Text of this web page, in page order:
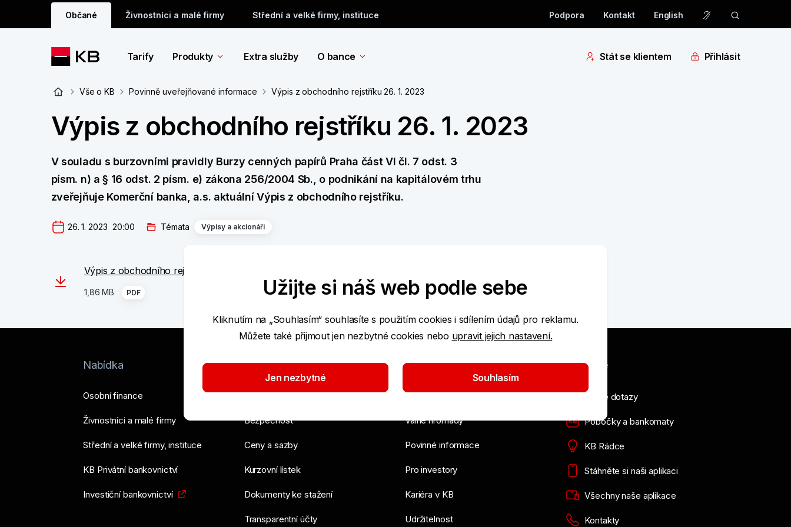
Občané Živnostníci a malé firmy Střední a velké firmy, instituce Podpora Kontakt English
Tarify Produkty Extra služby O bance Stát se klientem Přihlásit
Vše o KB Povinně uveřejňované informace Výpis z obchodního rejstříku 26. 1. 2023
Výpis z obchodního rejstříku 26. 1. 2023
V souladu s burzovními pravidly Burzy cenných papírů Praha část VI čl. 7 odst. 3
písm. n) a § 16 odst. 2 písm. e) zákona 256/2004 Sb., o podnikání na kapitálovém trhu
zveřejňuje Komerční banka, a.s. aktuální Výpis z obchodního rejstříku.
26. 1. 2023  20:00 Témata Výpisy a akcionáři
Výpis z obchodního rejstříku
1,86 MB PDF
Nabídka
Osobní finance
Živnostníci a malé firmy
Střední a velké firmy, instituce
KB Privátní bankovnictví
Investiční bankovnictví
Nástroje a rady
Podpora
Bezpečnost
Ceny a sazby
Kurzovní lístek
Dokumenty ke stažení
Transparentní účty
O bance
Pro média
Valné hromady
Povinné informace
Pro investory
Kariéra v KB
Udržitelnost
Užitečné
Časté dotazy
Pobočky a bankomaty
KB Rádce
Stáhněte si naši aplikaci
Všechny naše aplikace
Kontakty
Užijte si náš web podle sebe
Kliknutím na „Souhlasím“ souhlasíte s použitím cookies i sdílením údajů pro reklamu.
Můžete také přijmout jen nezbytné cookies nebo upravit jejich nastavení.
Jen nezbytné Souhlasím